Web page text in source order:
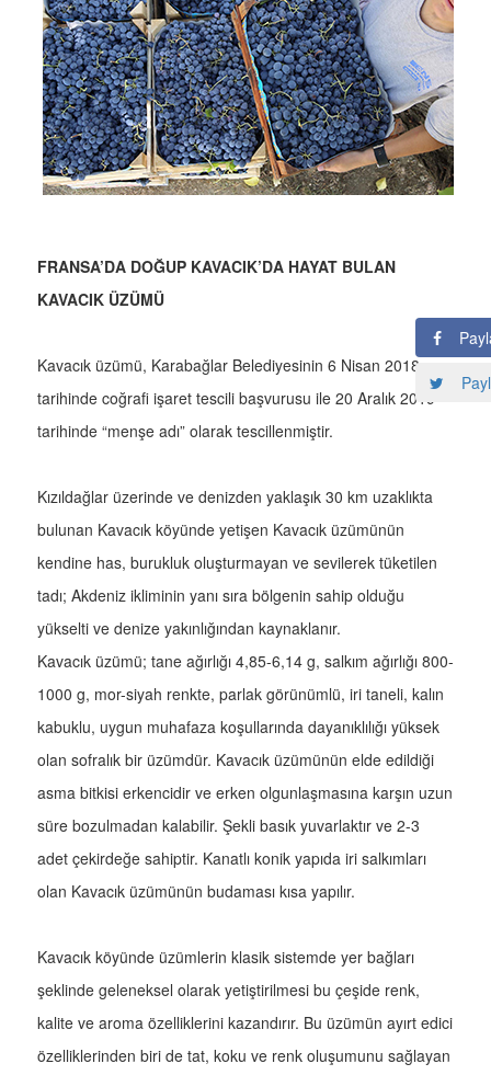
FRANSA’DA DOĞUP KAVACIK’DA HAYAT BULAN
KAVACIK ÜZÜMÜ
Kavacık üzümü, Karabağlar Belediyesinin 6 Nisan 2018
tarihinde coğrafi işaret tescili başvurusu ile 20 Aralık 2019
tarihinde “menşe adı” olarak tescillenmiştir.
Kızıldağlar üzerinde ve denizden yaklaşık 30 km uzaklıkta
bulunan Kavacık köyünde yetişen Kavacık üzümünün
kendine has, burukluk oluşturmayan ve sevilerek tüketilen
tadı; Akdeniz ikliminin yanı sıra bölgenin sahip olduğu
yükselti ve denize yakınlığından kaynaklanır.
Kavacık üzümü; tane ağırlığı 4,85-6,14 g, salkım ağırlığı 800-
1000 g, mor-siyah renkte, parlak görünümlü, iri taneli, kalın
kabuklu, uygun muhafaza koşullarında dayanıklılığı yüksek
olan sofralık bir üzümdür. Kavacık üzümünün elde edildiği
asma bitkisi erkencidir ve erken olgunlaşmasına karşın uzun
süre bozulmadan kalabilir. Şekli basık yuvarlaktır ve 2-3
adet çekirdeğe sahiptir. Kanatlı konik yapıda iri salkımları
olan Kavacık üzümünün budaması kısa yapılır.
Kavacık köyünde üzümlerin klasik sistemde yer bağları
şeklinde geleneksel olarak yetiştirilmesi bu çeşide renk,
kalite ve aroma özelliklerini kazandırır. Bu üzümün ayırt edici
özelliklerinden biri de tat, koku ve renk oluşumunu sağlayan